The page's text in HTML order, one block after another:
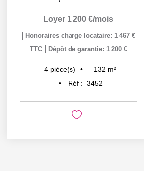
Loyer 1 200 €/mois
Honoraires charge locataire: 1 467 €
TTC
Dépôt de garantie: 1 200 €
4 pièce(s) 132 m²
Réf : 3452